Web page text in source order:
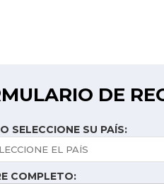
DE
SELECCIONE SU PAÍS:
COMPLETO: